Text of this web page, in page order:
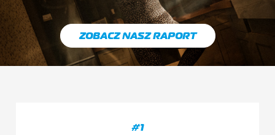
ZOBACZ NASZ RAPORT
#1